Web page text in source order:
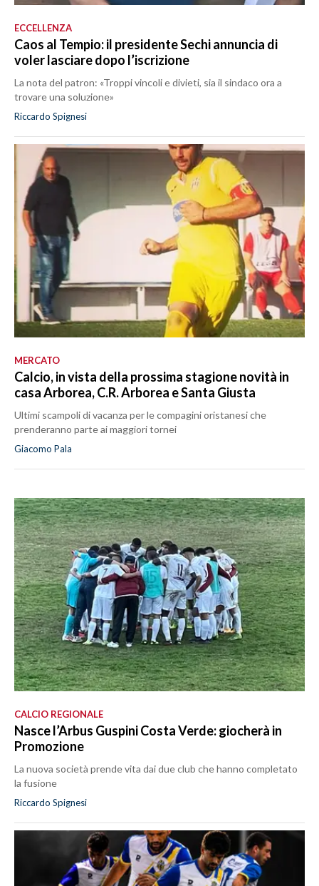
ECCELLENZA
Caos al Tempio: il presidente Sechi annuncia di
voler lasciare dopo l’iscrizione
La nota del patron: «Troppi vincoli e divieti, sia il sindaco ora a
trovare una soluzione»
Riccardo Spignesi
MERCATO
Calcio, in vista della prossima stagione novità in
casa Arborea, C.R. Arborea e Santa Giusta
Ultimi scampoli di vacanza per le compagini oristanesi che
prenderanno parte ai maggiori tornei
Giacomo Pala
CALCIO REGIONALE
Nasce l’Arbus Guspini Costa Verde: giocherà in
Promozione
La nuova società prende vita dai due club che hanno completato
la fusione
Riccardo Spignesi